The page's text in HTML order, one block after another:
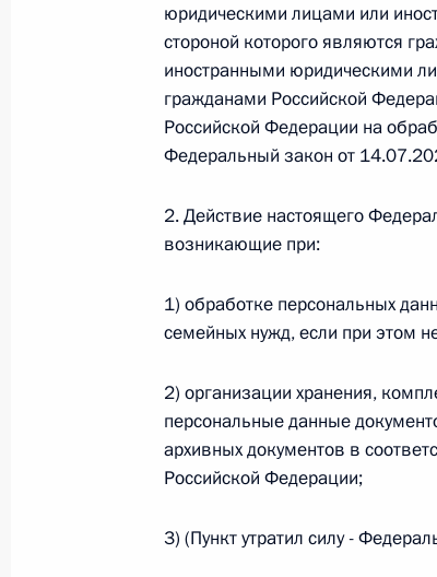
26 июля 2026 года
Федеральный закон от
О внесении изменения в статью
Федеральный закон от
О ратификации Соглашения
по вопросам внутренних дел и
26 июля 2026 года
юридическими лицами или
стороной которого являются
иностранными юридическими
гражданами Российской
Российской Федерации на
Федеральный закон от
2. Действие настоящего
возникающие при:
1) обработке персональных
семейных нужд, если при этом
2) организации хранения,
персональные данные
архивных документов в
Российской Федерации;
3) (Пункт утратил силу -